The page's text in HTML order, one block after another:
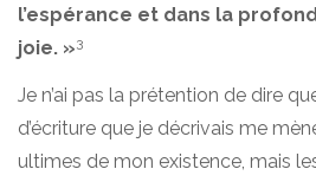
l’espérance et dans la
joie. »3
Je n’ai pas la prétention de dire
d’écriture que je décrivais me
ultimes de mon existence, mais